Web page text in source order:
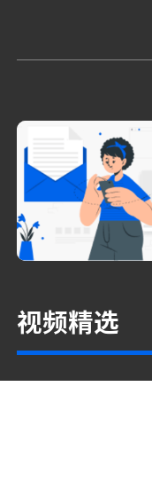
视频精选